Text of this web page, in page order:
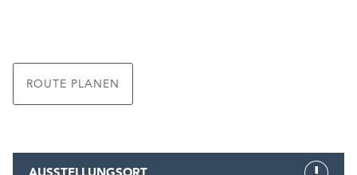
ROUTE PLANEN